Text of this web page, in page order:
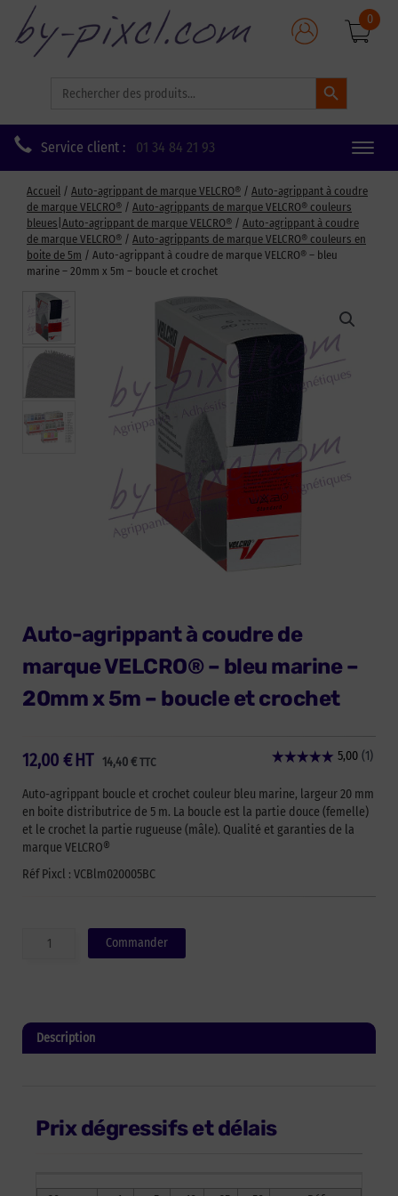
for:
Search Button
0
Service client : 01 34 84 21 93
Toggle
Accueil / Auto-agrippant de marque VELCRO® / Auto-agrippant à coudre
de marque VELCRO® / Auto-agrippants de marque VELCRO® couleurs
bleues|Auto-agrippant de marque VELCRO® / Auto-agrippant à coudre
de marque VELCRO® / Auto-agrippants de marque VELCRO® couleurs en
boite de 5m / Auto-agrippant à coudre de marque VELCRO® – bleu
marine – 20mm x 5m – boucle et crochet
Auto-agrippant à coudre de
marque VELCRO® – bleu marine –
20mm x 5m – boucle et crochet
12,00 € 14,40€ TTC
HT
Auto-agrippant boucle et crochet couleur bleu marine, largeur 20 mm
en boite distributrice de 5 m. La boucle est la partie douce (femelle)
et le crochet la partie rugueuse (mâle). Qualité et garanties de la
marque VELCRO®
Réf Pixcl : VCBlm020005BC
quantité
coudre
marine
Commander
Description
Prix dégressifs et délais